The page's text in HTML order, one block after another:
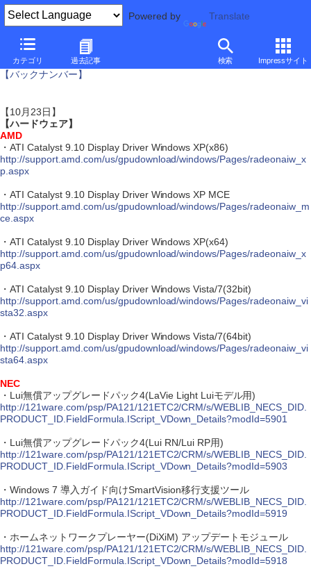
Powered by Translate
カテゴリ 過去記事 検索 Impressサイト
【バックナンバー】
【10月23日】
【ハードウェア】
AMD
・ATI Catalyst 9.10 Display Driver Windows XP(x86)
http://support.amd.com/us/gpudownload/windows/Pages/radeonaiw_x
p.aspx
・ATI Catalyst 9.10 Display Driver Windows XP MCE
http://support.amd.com/us/gpudownload/windows/Pages/radeonaiw_m
ce.aspx
・ATI Catalyst 9.10 Display Driver Windows XP(x64)
http://support.amd.com/us/gpudownload/windows/Pages/radeonaiw_x
p64.aspx
・ATI Catalyst 9.10 Display Driver Windows Vista/7(32bit)
http://support.amd.com/us/gpudownload/windows/Pages/radeonaiw_vi
sta32.aspx
・ATI Catalyst 9.10 Display Driver Windows Vista/7(64bit)
http://support.amd.com/us/gpudownload/windows/Pages/radeonaiw_vi
sta64.aspx
NEC
・Lui無償アップグレードパック4(LaVie Light Luiモデル用)
http://121ware.com/psp/PA121/121ETC2/CRM/s/WEBLIB_NECS_DID.
PRODUCT_ID.FieldFormula.IScript_VDown_Details?modId=5901
・Lui無償アップグレードパック4(Lui RN/Lui RP用)
http://121ware.com/psp/PA121/121ETC2/CRM/s/WEBLIB_NECS_DID.
PRODUCT_ID.FieldFormula.IScript_VDown_Details?modId=5903
・Windows 7 導入ガイド向けSmartVision移行支援ツール
http://121ware.com/psp/PA121/121ETC2/CRM/s/WEBLIB_NECS_DID.
PRODUCT_ID.FieldFormula.IScript_VDown_Details?modId=5919
・ホームネットワークプレーヤー(DiXiM) アップデートモジュール
http://121ware.com/psp/PA121/121ETC2/CRM/s/WEBLIB_NECS_DID.
PRODUCT_ID.FieldFormula.IScript_VDown_Details?modId=5918